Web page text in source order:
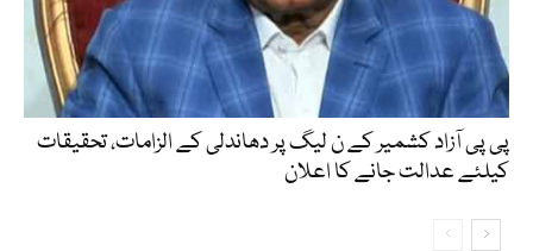
پی پی آزاد کشمیر کے ن لیگ پر دھاندلی کے الزامات، تحقیقات
کیلئے عدالت جانے کا اعلان